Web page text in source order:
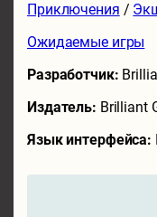
Приключения /
Ожидаемые игры
Разработчик:
Издатель: Brilliant
Язык интерфейса: